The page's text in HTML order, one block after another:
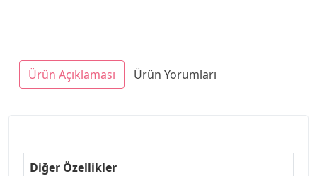
Ürün Açıklaması Ürün Yorumları
Diğer Özellikler